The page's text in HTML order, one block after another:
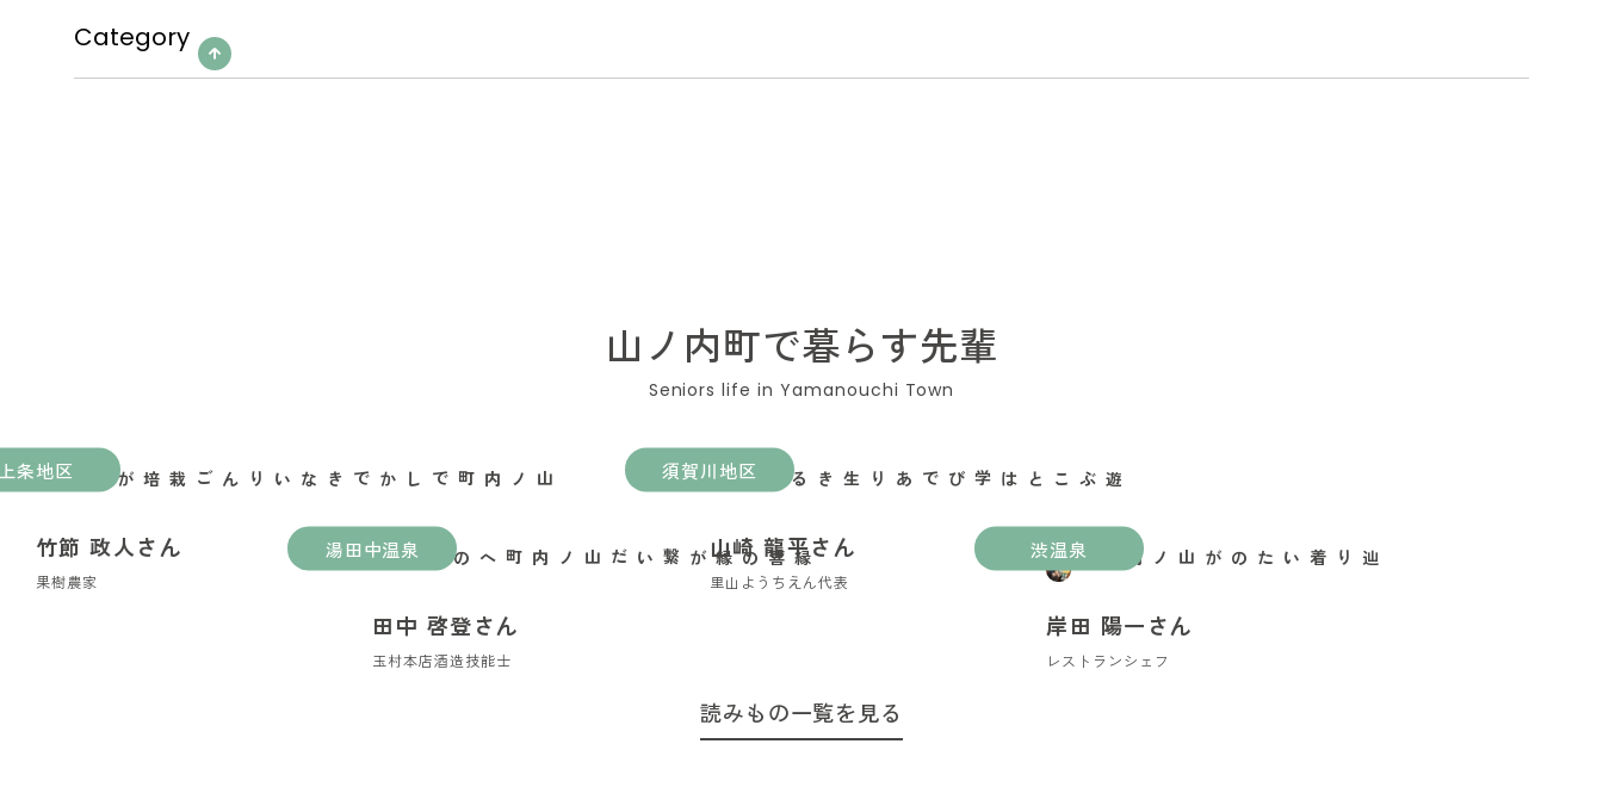
Category
山ノ内町で暮らす先輩
条地区
山ノ内町でしかできないりんご栽培がある
竹節 政人さん
果樹農家
湯田中温泉
縁喜の縁が繋いだ山ノ内町への移住
田中 啓登さん
玉村本店酒造技能士
須賀川地区
遊ぶことは学びであり生きること
山崎 龍平さん
里山ようちえん代表
渋温泉
岸田 陽一さん
レストランシェフ
読みもの一覧を見る